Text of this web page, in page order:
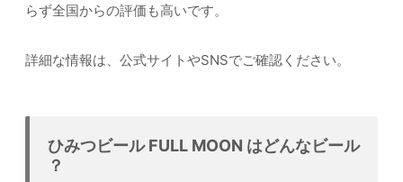
らず全国からの評価も高いです。
詳細な情報は、公式サイトやSNSでご確認ください。
ひみつビール FULL MOON はどんなビール
？